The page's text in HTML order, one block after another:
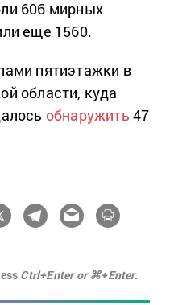
606 мирных
еще 1560.
пятиэтажки в
области, куда
обнаружить 47
Ctrl+Enter or ⌘+Enter.